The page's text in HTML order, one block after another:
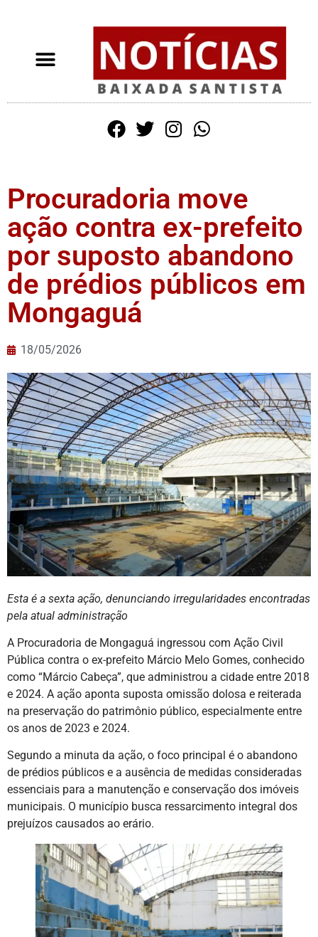
Procuradoria move
ação contra ex-prefeito
por suposto abandono
de prédios públicos em
Mongaguá
18/05/2026
Esta é a sexta ação, denunciando irregularidades encontradas
pela atual administração
A Procuradoria de Mongaguá ingressou com Ação Civil
Pública contra o ex-prefeito Márcio Melo Gomes, conhecido
como “Márcio Cabeça”, que administrou a cidade entre 2018
e 2024. A ação aponta suposta omissão dolosa e reiterada
na preservação do patrimônio público, especialmente entre
os anos de 2023 e 2024.
Segundo a minuta da ação, o foco principal é o abandono
de prédios públicos e a ausência de medidas consideradas
essenciais para a manutenção e conservação dos imóveis
municipais. O município busca ressarcimento integral dos
prejuízos causados ao erário.